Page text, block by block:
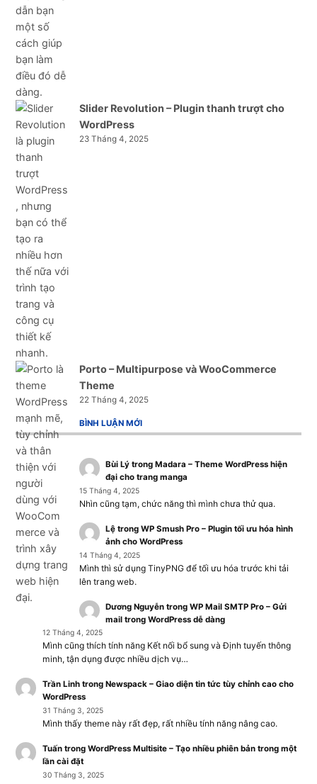
Slider Revolution – Plugin thanh trượt cho
WordPress
23 Tháng 4, 2025
Porto – Multipurpose và WooCommerce
Theme
22 Tháng 4, 2025
BÌNH LUẬN MỚI
Bùi Lý trongMadara – Theme WordPress hiện
đại cho trang manga
15 Tháng 4, 2025
Nhìn cũng tạm, chức năng thì mình chưa thử qua.
Lệ trongWP Smush Pro – Plugin tối ưu hóa hình
ảnh cho WordPress
14 Tháng 4, 2025
Mình thì sử dụng TinyPNG để tối ưu hóa trước khi tải
lên trang web.
Dương Nguyễn trongWP Mail SMTP Pro – Gửi
mail trong WordPress dễ dàng
12 Tháng 4, 2025
Mình cũng thích tính năng Kết nối bổ sung và Định tuyến thông
minh, tận dụng được nhiều dịch vụ…
Trần Linhtrong Newspack – Giao diện tin tức tùy chỉnh cao cho
WordPress
31 Tháng 3, 2025
Mình thấy theme này rất đẹp, rất nhiều tính năng nâng cao.
Tuấntrong WordPress Multisite – Tạo nhiều phiên bản trong một
lần cài đặt
30 Tháng 3, 2025